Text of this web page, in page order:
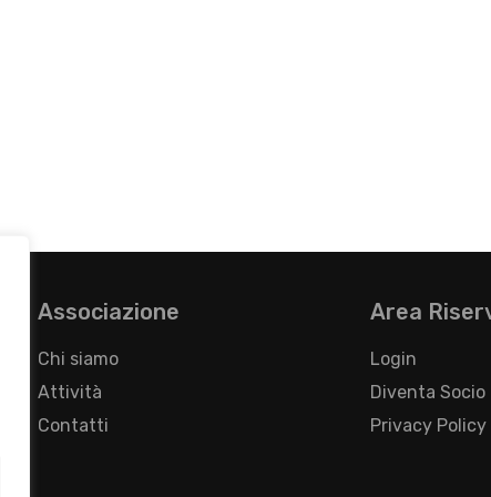
Associazione
Chi siamo
Attività
Contatti
Area
Login
Diventa Socio
Privacy Policy